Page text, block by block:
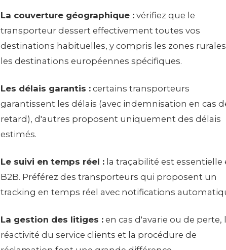
La couverture géographique : vérifiez que le
transporteur dessert effectivement toutes vos
destinations habituelles, y compris les zones
les destinations européennes spécifiques.
Les délais garantis : certains transporteurs
garantissent les délais (avec indemnisation en cas
retard), d'autres proposent uniquement des délais
estimés.
Le suivi en temps réel : la traçabilité est essentielle
B2B. Préférez des transporteurs qui proposent un
tracking en temps réel avec notifications
La gestion des litiges : en cas d'avarie ou de perte,
réactivité du service clients et la procédure de